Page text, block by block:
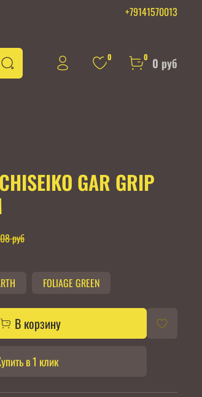
+79141570013
0 0 0 руб
GAR GRIP
руб
FOLIAGE GREEN
В корзину
в 1 клик